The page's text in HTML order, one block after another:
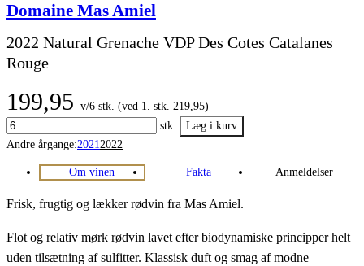
Domaine Mas Amiel
2022 Natural Grenache VDP Des Cotes Catalanes
Rouge
199,95 v/6 stk. (ved 1. stk. 219,95)
stk.
Andre årgange:20212022
Om vinen Fakta Anmeldelser
Frisk, frugtig og lækker rødvin fra Mas Amiel.
Flot og relativ mørk rødvin lavet efter biodynamiske principper helt
uden tilsætning af sulfitter. Klassisk duft og smag af modne